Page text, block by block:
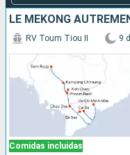
Comidas incluidas
RV Toum Tiou II 9 d